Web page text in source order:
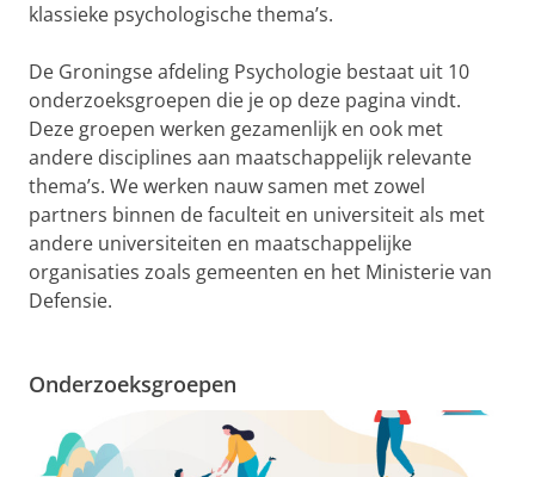
klassieke psychologische thema’s.
De Groningse afdeling Psychologie bestaat uit 10
onderzoeksgroepen die je op deze pagina vindt.
Deze groepen werken gezamenlijk en ook met
andere disciplines aan maatschappelijk relevante
thema’s. We werken nauw samen met zowel
partners binnen de faculteit en universiteit als met
andere universiteiten en maatschappelijke
organisaties zoals gemeenten en het Ministerie van
Defensie.
Onderzoeksgroepen